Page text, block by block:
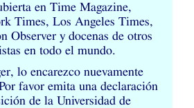
en Time Magazine,
Times, Los Angeles Times,
Observer y docenas de otros
en todo el mundo.
lo encarezco nuevamente
favor emita una declaración
de la Universidad de